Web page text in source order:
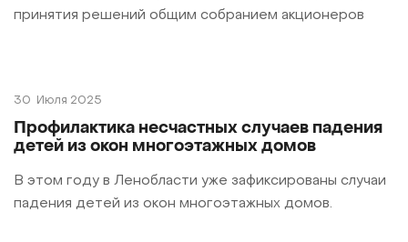
принятия решений общим собранием акционеров
30 Июля 2025
Профилактика несчастных случаев падения
детей из окон многоэтажных домов
В этом году в Ленобласти уже зафиксированы случаи
падения детей из окон многоэтажных домов.